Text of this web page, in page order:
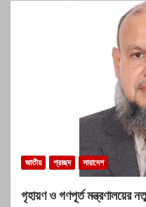
জাতীয় প্রচ্ছদ সারাদেশ
গৃহায়ণ ও গণপূর্ত মন্ত্রণালয়ের